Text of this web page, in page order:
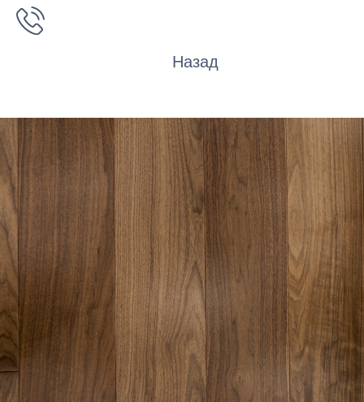
Назад